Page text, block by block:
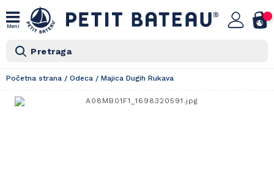
Meni
Pretraga
Početna strana / Odeca / Majica Dugih Rukava